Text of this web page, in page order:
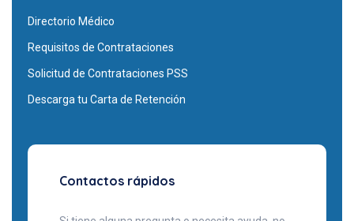
Directorio Médico
Requisitos de Contrataciones
Solicitud de Contrataciones PSS
Descarga tu Carta de Retención
Contactos rápidos